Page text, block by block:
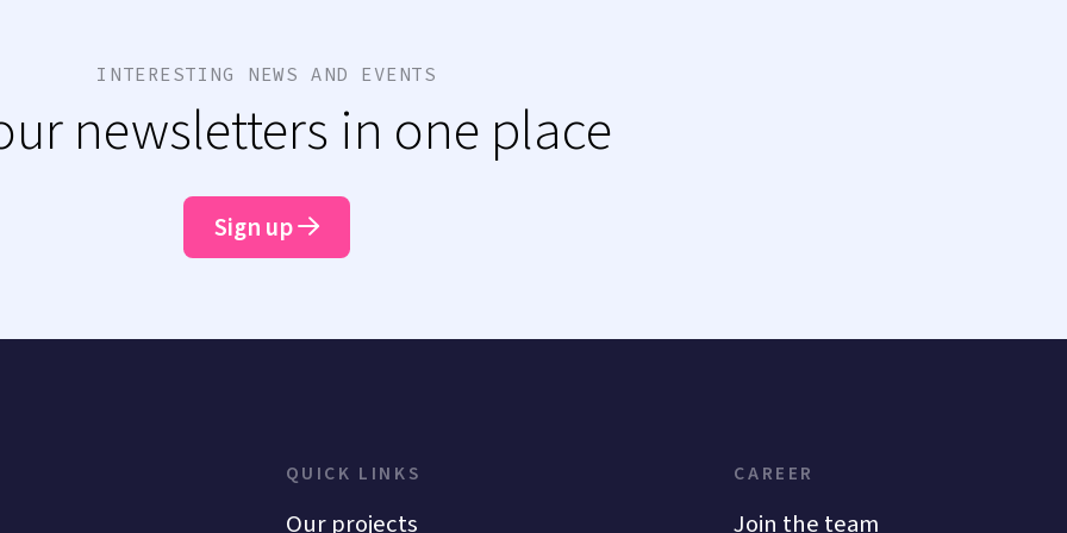
INTERESTING NEWS AND EVENTS
newsletters in one place
Sign up
QUICK LINKS
Our projects
CAREER
Join the team